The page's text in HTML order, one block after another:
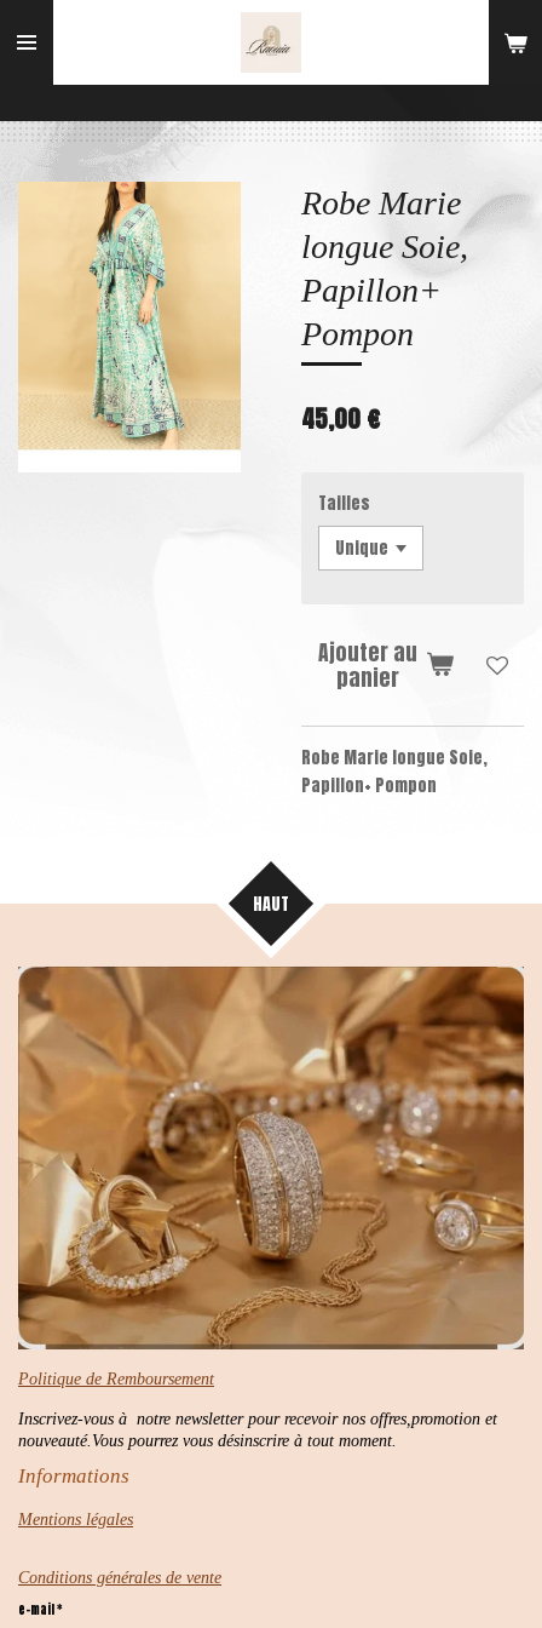
au
Robe Marie
longue Soie,
Papillon+
Pompon
45,00 €
Tailles
Ajouter au
panier
Robe Marie longue Soie,
Papillon+ Pompon
HAUT
Politique de Remboursement
Inscrivez-vous à notre newsletter pour recevoir nos offres,promotion et
nouveauté.Vous pourrez vous désinscrire à tout moment.
Informations
Mentions légales
Conditions générales de vente
e-mail *